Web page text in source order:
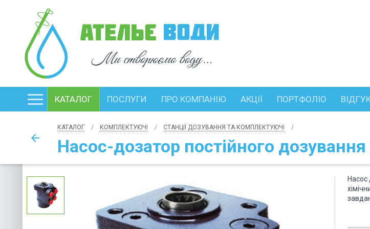
КАТАЛОГ ПОСЛУГИ ПРО КОМПАНІЮ АКЦІЇ ПОРТФОЛІО
КАТАЛОГ КОМПЛЕКТУЮЧІ СТАНЦІЇ ДОЗУВАННЯ ТА КОМПЛЕКТУЮЧІ
Насос-дозатор постійного
arrow_back
Насос